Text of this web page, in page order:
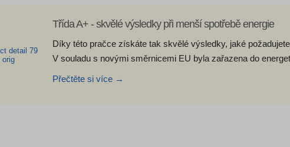
Třída A+ - skvělé výsledky při menší spotřebě energie
Díky této pračce získáte tak skvělé výsledky, jaké
V souladu s novými směrnicemi EU byla zařazena do
Přečtěte si více →